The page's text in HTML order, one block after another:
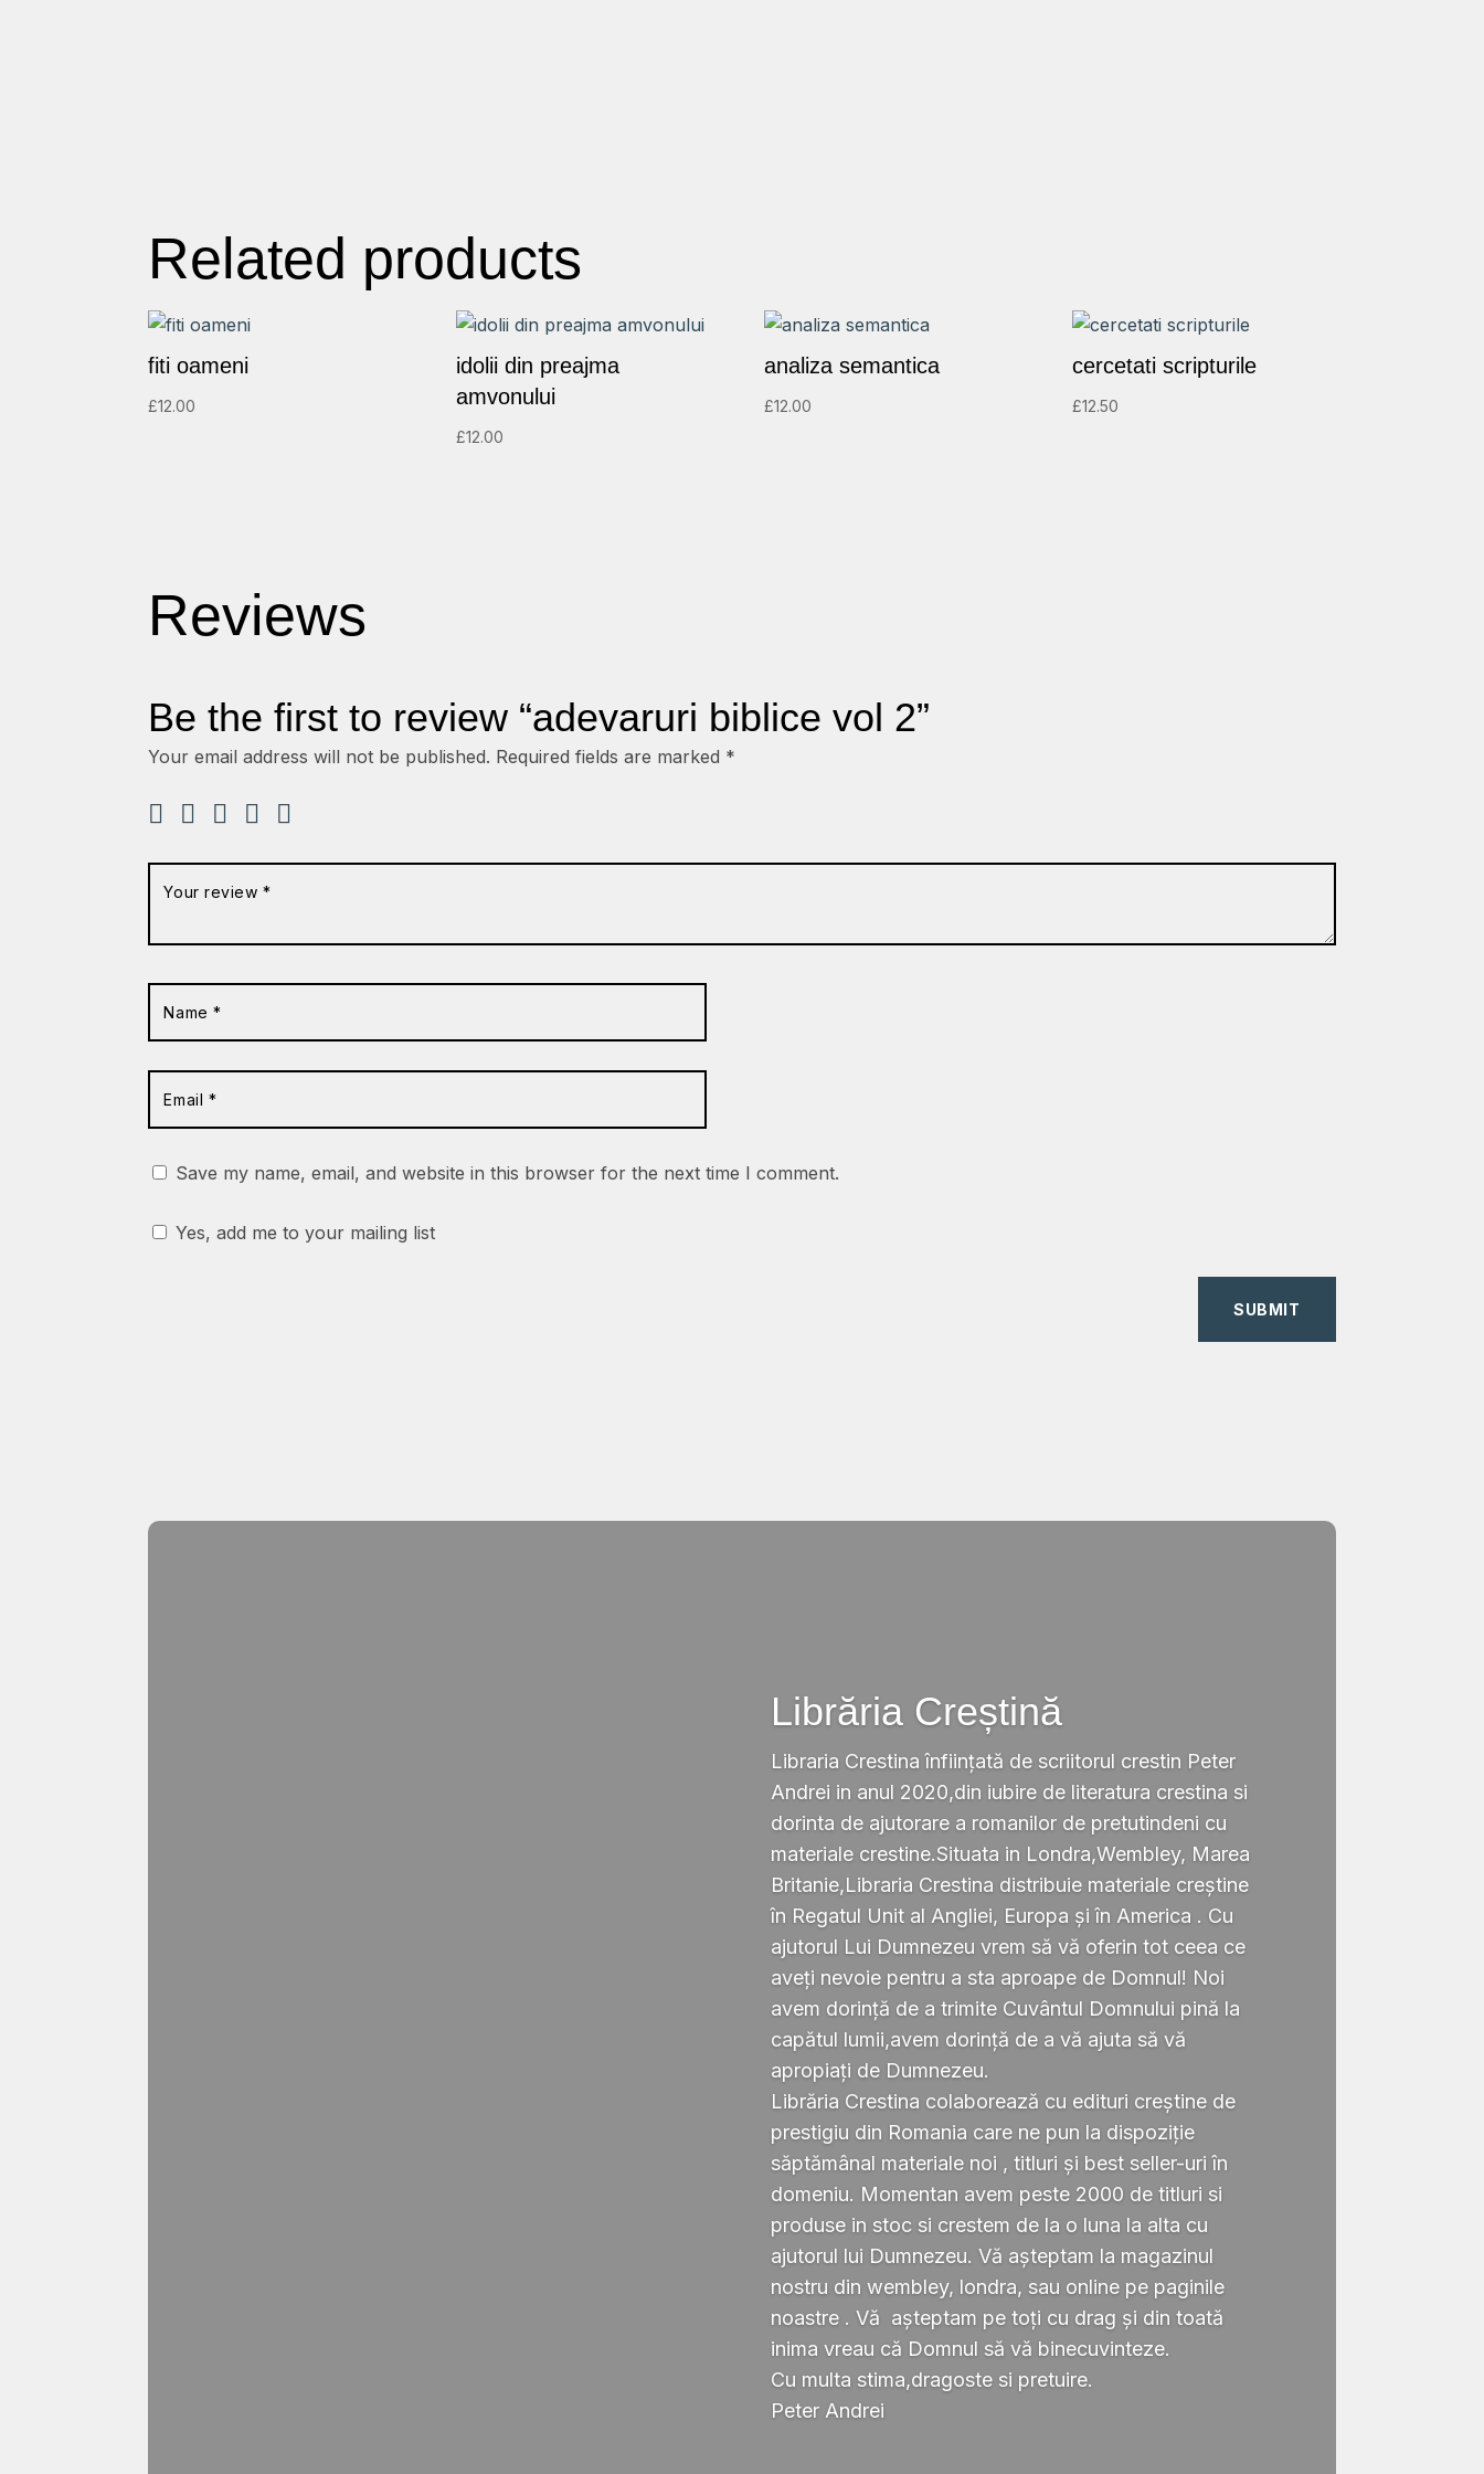
Related products
fiti oameni
£12.00
idolii din preajma
amvonului
£12.00
analiza semantica
£12.00
cercetati scripturile
£12.50
Reviews
Be the first to review “adevaruri biblice vol 2”
Your email address will not be published. Required fields are marked *
Save my name, email, and website in this browser for the next time I comment.
Yes, add me to your mailing list
SUBMIT
Librăria Creștină
Libraria Crestina înființată de scriitorul crestin Peter
Andrei in anul 2020,din iubire de literatura crestina si
dorinta de ajutorare a romanilor de pretutindeni cu
materiale crestine.Situata in Londra,Wembley, Marea
Britanie,Libraria Crestina distribuie materiale creștine
în Regatul Unit al Angliei, Europa și în America . Cu
ajutorul Lui Dumnezeu vrem să vă oferin tot ceea ce
aveți nevoie pentru a sta aproape de Domnul! Noi
avem dorință de a trimite Cuvântul Domnului pină la
capătul lumii,avem dorință de a vă ajuta să vă
apropiați de Dumnezeu.
Librăria Crestina colaborează cu edituri creștine de
prestigiu din Romania care ne pun la dispoziție
săptămânal materiale noi , titluri și best seller-uri în
domeniu. Momentan avem peste 2000 de titluri si
produse in stoc si crestem de la o luna la alta cu
ajutorul lui Dumnezeu. Vă așteptam la magazinul
nostru din wembley, londra, sau online pe paginile
noastre . Vă așteptam pe toți cu drag și din toată
inima vreau că Domnul să vă binecuvinteze.
Cu multa stima,dragoste si pretuire.
Peter Andrei